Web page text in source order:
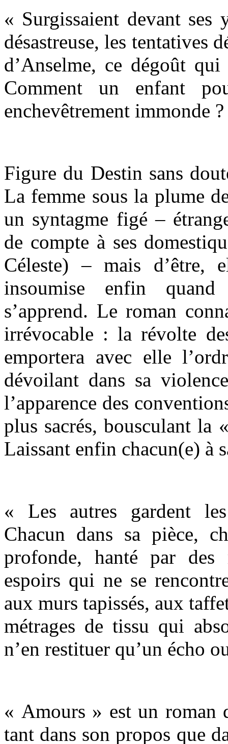
« Surgissaient devant
désastreuse, les tentatives
d’Anselme, ce dégoût
Comment un enfant
enchevêtrement immonde
Figure du Destin sans
La femme sous la plume
un syntagme figé –
de compte à ses
Céleste) – mais d’être,
insoumise enfin
s’apprend. Le roman
irrévocable : la révolte
emportera avec elle
dévoilant dans sa
l’apparence des
plus sacrés, bousculant la
Laissant enfin chacun(e) à
« Les autres gardent
Chacun dans sa pièce,
profonde, hanté par des
espoirs qui ne se
aux murs tapissés, aux
métrages de tissu qui
n’en restituer qu’un écho
« Amours » est un roman
tant dans son propos que